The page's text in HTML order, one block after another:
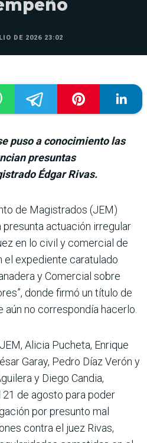
DE 2026 23:02
puso a conocimiento las
presuntas
Édgar Rivas.
de Magis­trados (JEM)
actuación irregular
en lo civil y comercial de
el expediente caratulado
y Comer­cial sobre
donde firmó un título de
no correspondía hacerlo.
Alicia Pucheta, Enri­que
Garay, Pedro Díaz Verón y
y Diego Candia,
de agosto para poder
por presunto mal
contra el juez Rivas,